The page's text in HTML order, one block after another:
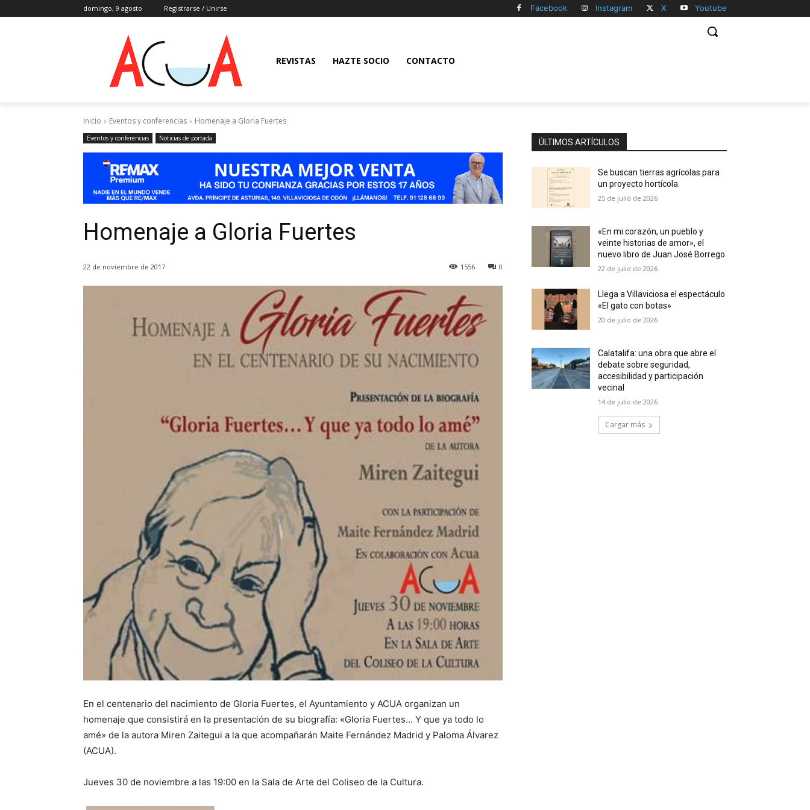
domingo, 9 agosto Registrarse / Unirse Facebook Instagram X Youtube
REVISTAS HAZTE SOCIO CONTACTO
Inicio Eventos y conferencias Homenaje a Gloria Fuertes
Eventos y conferencias Noticias de portada
Homenaje a Gloria Fuertes
22 de noviembre de 2017 0
1556
En el centenario del nacimiento de Gloria Fuertes, el Ayuntamiento y ACUA organizan un
homenaje que consistirá en la presentación de su biografía: «Gloria Fuertes… Y que ya todo lo
amé» de la autora Miren Zaitegui a la que acompañarán Maite Fernández Madrid y Paloma Álvarez
(ACUA).
Jueves 30 de noviembre a las 19:00 en la Sala de Arte del Coliseo de la Cultura.
ÚLTIMOS ARTÍCULOS
Se buscan tierras agrícolas para
un proyecto hortícola
25 de julio de 2026
«En mi corazón, un pueblo y
veinte historias de amor», el
nuevo libro de Juan José Borrego
22 de julio de 2026
Llega a Villaviciosa el espectáculo
«El gato con botas»
20 de julio de 2026
Calatalifa: una obra que abre el
debate sobre seguridad,
accesibilidad y participación
vecinal
14 de julio de 2026
Cargar más